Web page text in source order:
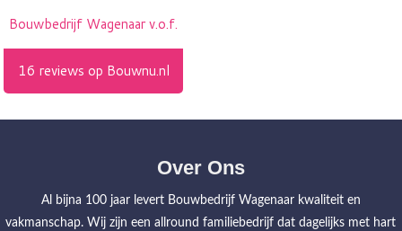
Over Ons
Al bijna 100 jaar levert Bouwbedrijf Wagenaar kwaliteit en
vakmanschap. Wij zijn een allround familiebedrijf dat dagelijks met hart